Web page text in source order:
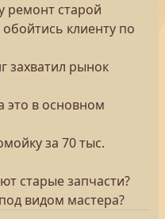
ремонт старой
клиенту по
захватил рынок
это в основном
за 70 тыс.
старые запчасти?
видом мастера?